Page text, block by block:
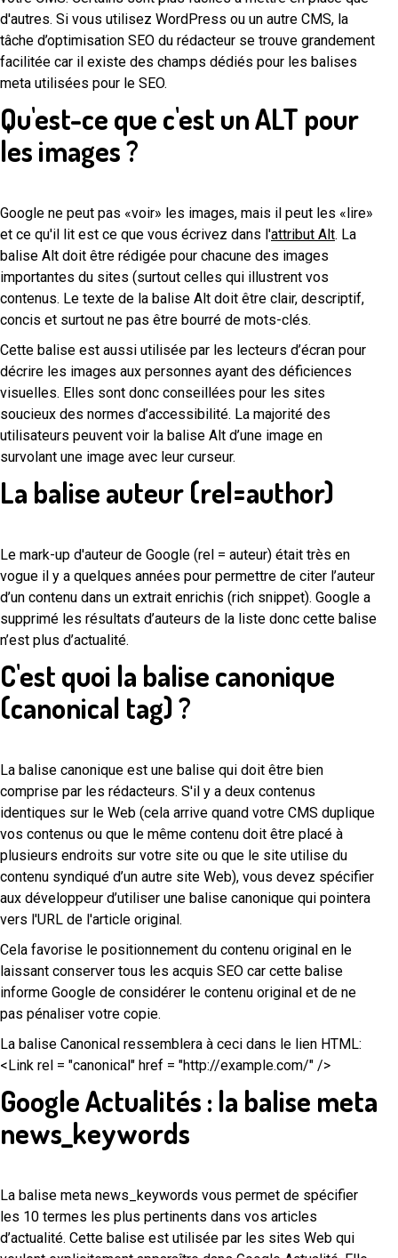
d'autres. Si vous utilisez WordPress ou un autre CMS, la
tâche d’optimisation SEO du rédacteur se trouve grandement
facilitée car il existe des champs dédiés pour les balises
meta utilisées pour le SEO.
Qu'est-ce que c'est un ALT pour
les images ?
Google ne peut pas «voir» les images, mais il peut les «lire»
et ce qu'il lit est ce que vous écrivez dans l'attribut Alt. La
balise Alt doit être rédigée pour chacune des images
importantes du sites (surtout celles qui illustrent vos
contenus. Le texte de la balise Alt doit être clair, descriptif,
concis et surtout ne pas être bourré de mots-clés.
Cette balise est aussi utilisée par les lecteurs d’écran pour
décrire les images aux personnes ayant des déficiences
visuelles. Elles sont donc conseillées pour les sites
soucieux des normes d’accessibilité. La majorité des
utilisateurs peuvent voir la balise Alt d’une image en
survolant une image avec leur curseur.
La balise auteur (rel=author)
Le mark-up d'auteur de Google (rel = auteur) était très en
vogue il y a quelques années pour permettre de citer l’auteur
d’un contenu dans un extrait enrichis (rich snippet). Google a
supprimé les résultats d’auteurs de la liste donc cette balise
n’est plus d’actualité.
C'est quoi la balise canonique
(canonical tag) ?
La balise canonique est une balise qui doit être bien
comprise par les rédacteurs. S'il y a deux contenus
identiques sur le Web (cela arrive quand votre CMS duplique
vos contenus ou que le même contenu doit être placé à
plusieurs endroits sur votre site ou que le site utilise du
contenu syndiqué d’un autre site Web), vous devez spécifier
aux développeur d’utiliser une balise canonique qui pointera
vers l'URL de l'article original.
Cela favorise le positionnement du contenu original en le
laissant conserver tous les acquis SEO car cette balise
informe Google de considérer le contenu original et de ne
pas pénaliser votre copie.
La balise Canonical ressemblera à ceci dans le lien HTML:
<Link rel = "canonical" href = "http://example.com/" />
Google Actualités : la balise meta
news_keywords
La balise meta news_keywords vous permet de spécifier
les 10 termes les plus pertinents dans vos articles
d’actualité. Cette balise est utilisée par les sites Web qui